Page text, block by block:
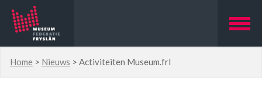
Home > Nieuws >Activiteiten Museum.frl